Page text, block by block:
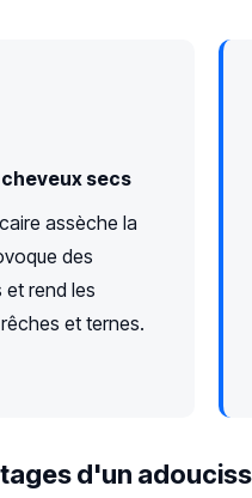
secs
assèche la
des
et rend les
et ternes.
d'un